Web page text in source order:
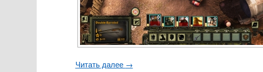
Читать далее →